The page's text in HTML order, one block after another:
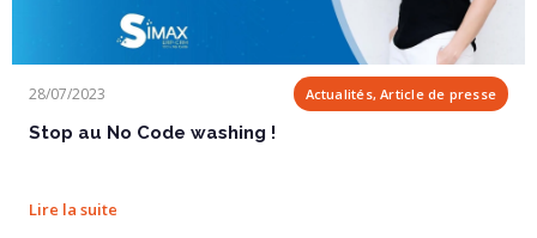
28/07/2023 Actualités, Article de presse
Stop au No Code washing !
Lire la suite